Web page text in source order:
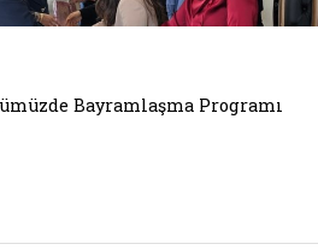
Bayramlaşma Programı